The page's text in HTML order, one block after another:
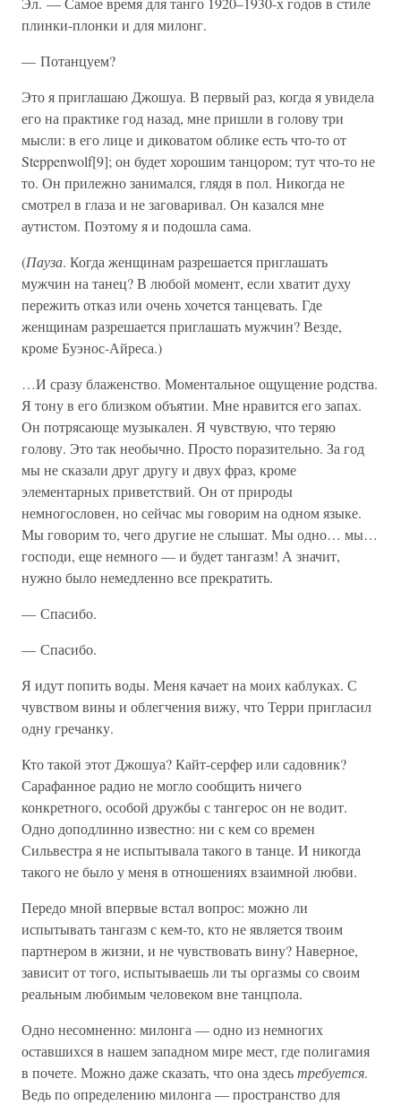
плинки-плонки и для милонг.
— Потанцуем?
Это я приглашаю Джошуа. В первый раз, когда я увидела
его на практике год назад, мне пришли в голову три
мысли: в его лице и диковатом облике есть что-то от
Steppenwolf[9]; он будет хорошим танцором; тут что-то не
то. Он прилежно занимался, глядя в пол. Никогда не
смотрел в глаза и не заговаривал. Он казался мне
аутистом. Поэтому я и подошла сама.
(Пауза. Когда женщинам разрешается приглашать
мужчин на танец? В любой момент, если хватит духу
пережить отказ или очень хочется танцевать. Где
женщинам разрешается приглашать мужчин? Везде,
кроме Буэнос-Айреса.)
…И сразу блаженство. Моментальное ощущение родства.
Я тону в его близком объятии. Мне нравится его запах.
Он потрясающе музыкален. Я чувствую, что теряю
голову. Это так необычно. Просто поразительно. За год
мы не сказали друг другу и двух фраз, кроме
элементарных приветствий. Он от природы
немногословен, но сейчас мы говорим на одном языке.
Мы говорим то, чего другие не слышат. Мы одно… мы…
господи, еще немного — и будет тангазм! А значит,
нужно было немедленно все прекратить.
— Спасибо.
— Спасибо.
Я идут попить воды. Меня качает на моих каблуках. С
чувством вины и облегчения вижу, что Терри пригласил
одну гречанку.
Кто такой этот Джошуа? Кайт-серфер или садовник?
Сарафанное радио не могло сообщить ничего
конкретного, особой дружбы с тангерос он не водит.
Одно доподлинно известно: ни с кем со времен
Сильвестра я не испытывала такого в танце. И никогда
такого не было у меня в отношениях взаимной любви.
Передо мной впервые встал вопрос: можно ли
испытывать тангазм с кем-то, кто не является твоим
партнером в жизни, и не чувствовать вину? Наверное,
зависит от того, испытываешь ли ты оргазмы со своим
реальным любимым человеком вне танцпола.
Одно несомненно: милонга — одно из немногих
оставшихся в нашем западном мире мест, где полигамия
в почете. Можно даже сказать, что она здесьтребуется.
Ведь по определению милонга — пространство для